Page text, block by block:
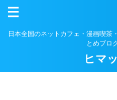
日本全国のネットカフェ・漫画喫茶
とめブロ
ヒマ